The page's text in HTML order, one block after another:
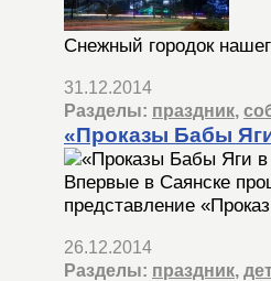
Снежный городок
31.12.2014
Разделы: праздник,
«Проказы Бабы
Впервые в Саянске
представление
26.12.2014
Разделы: праздник,